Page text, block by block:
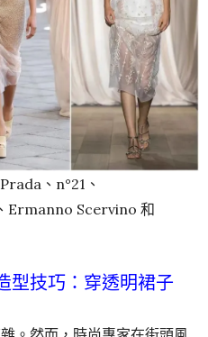
、n°21、
Ermanno Scervino 和
型技巧：穿透明裙子